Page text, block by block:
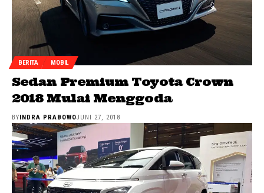
BERITA MOBIL
Sedan Premium Toyota Crown
2018 Mulai Menggoda
BY INDRA PRABOWOJUNI 27, 2018